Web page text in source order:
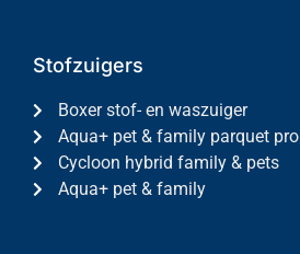
Stofzuigers
Boxer stof- en waszuiger
Aqua+ pet & family parquet pro
Cycloon hybrid family & pets
Aqua+ pet & family